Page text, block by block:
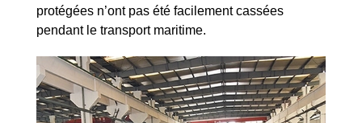
protégées n’ont pas été facilement cassées
pendant le transport maritime.